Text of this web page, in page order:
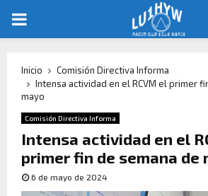
Inicio
Comisión Directiva Informa
Intensa actividad en el RCVM el primer
mayo
Comisión Directiva Informa
Intensa actividad en el
primer fin de semana de
6 de mayo de 2024